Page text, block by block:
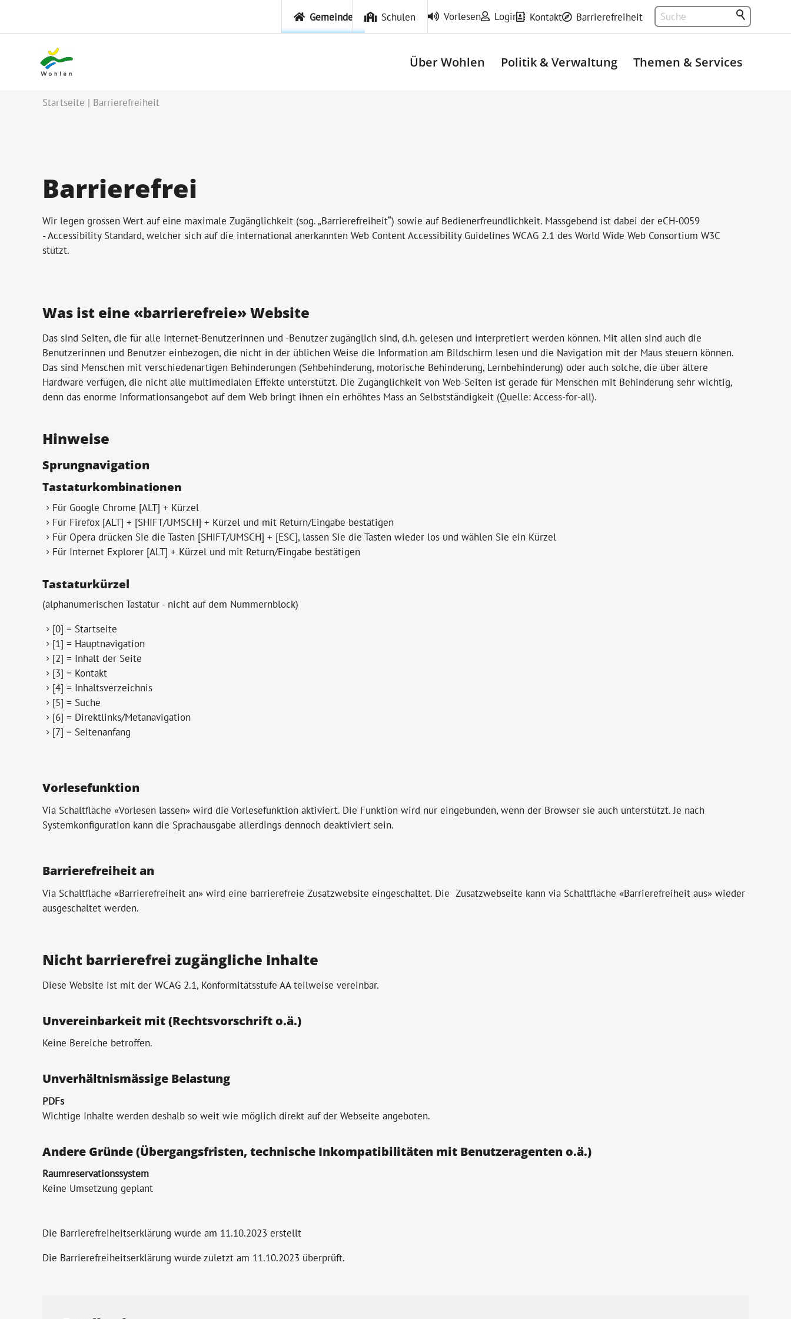
Barrierefreiheit
Kontakt
Login
Gemeinde Schulen Vorlesen
Über Wohlen Politik & Verwaltung Themen & Services
Startseite Barrierefreiheit
Barrierefrei
Wir legen grossen Wert auf eine maximale Zugänglichkeit (sog. „Barrierefreiheit“) sowie auf Bedienerfreundlichkeit. Massgebend ist dabei der eCH-0059
- Accessibility Standard, welcher sich auf die international anerkannten Web Content Accessibility Guidelines WCAG 2.1 des World Wide Web Consortium W3C
stützt.
Was ist eine «barrierefreie» Website
Das sind Seiten, die für alle Internet-Benutzerinnen und -Benutzer zugänglich sind, d.h. gelesen und interpretiert werden können. Mit allen sind auch die
Benutzerinnen und Benutzer einbezogen, die nicht in der üblichen Weise die Information am Bildschirm lesen und die Navigation mit der Maus steuern können.
Das sind Menschen mit verschiedenartigen Behinderungen (Sehbehinderung, motorische Behinderung, Lernbehinderung) oder auch solche, die über ältere
Hardware verfügen, die nicht alle multimedialen Effekte unterstützt. Die Zugänglichkeit von Web-Seiten ist gerade für Menschen mit Behinderung sehr wichtig,
denn das enorme Informationsangebot auf dem Web bringt ihnen ein erhöhtes Mass an Selbstständigkeit (Quelle: Access-for-all).
Hinweise
Sprungnavigation
Tastaturkombinationen
Für Google Chrome [ALT] + Kürzel
Für Firefox [ALT] + [SHIFT/UMSCH] + Kürzel und mit Return/Eingabe bestätigen
Für Opera drücken Sie die Tasten [SHIFT/UMSCH] + [ESC], lassen Sie die Tasten wieder los und wählen Sie ein Kürzel
Für Internet Explorer [ALT] + Kürzel und mit Return/Eingabe bestätigen
Tastaturkürzel
(alphanumerischen Tastatur - nicht auf dem Nummernblock)
[0] = Startseite
[1] = Hauptnavigation
[2] = Inhalt der Seite
[3] = Kontakt
[4] = Inhaltsverzeichnis
[5] = Suche
[6] = Direktlinks/Metanavigation
[7] = Seitenanfang
Vorlesefunktion
Via Schaltfläche «Vorlesen lassen» wird die Vorlesefunktion aktiviert. Die Funktion wird nur eingebunden, wenn der Browser sie auch unterstützt. Je nach
Systemkonfiguration kann die Sprachausgabe allerdings dennoch deaktiviert sein.
Barrierefreiheit an
Via Schaltfläche «Barrierefreiheit an» wird eine barrierefreie Zusatzwebsite eingeschaltet. Die Zusatzwebseite kann via Schaltfläche «Barrierefreiheit aus» wieder
ausgeschaltet werden.
Nicht barrierefrei zugängliche Inhalte
Diese Website ist mit der WCAG 2.1, Konformitätsstufe AA teilweise vereinbar.
Unvereinbarkeit mit (Rechtsvorschrift o.ä.)
Keine Bereiche betroffen.
Unverhältnismässige Belastung
PDFs
Wichtige Inhalte werden deshalb so weit wie möglich direkt auf der Webseite angeboten.
Andere Gründe (Übergangsfristen, technische Inkompatibilitäten mit Benutzeragenten o.ä.)
Raumreservationssystem
Keine Umsetzung geplant
Die Barrierefreiheitserklärung wurde am 11.10.2023 erstellt
Die Barrierefreiheitserklärung wurde zuletzt am 11.10.2023 überprüft.